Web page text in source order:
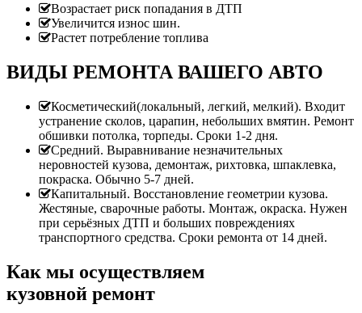
Возрастает риск попадания в ДТП
Увеличится износ шин.
Растет потребление топлива
ВИДЫ РЕМОНТА ВАШЕГО АВТО
Косметический(локальный, легкий, мелкий). Входит
устранение сколов, царапин, небольших вмятин. Ремонт
обшивки потолка, торпеды. Сроки 1-2 дня.
Средний. Выравнивание незначительных
неровностей кузова, демонтаж, рихтовка, шпаклевка,
покраска. Обычно 5-7 дней.
Капитальный. Восстановление геометрии кузова.
Жестяные, сварочные работы. Монтаж, окраска. Нужен
при серьёзных ДТП и больших повреждениях
транспортного средства. Сроки ремонта от 14 дней.
Как мы осуществляем
кузовной ремонт